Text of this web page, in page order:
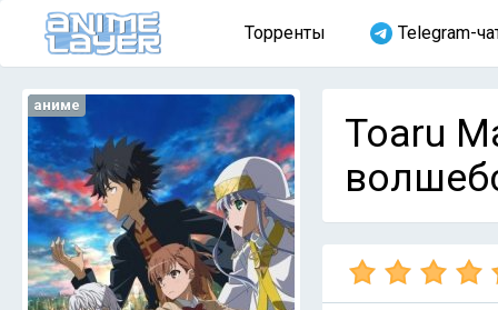
Торренты Telegram-
аниме
Toaru